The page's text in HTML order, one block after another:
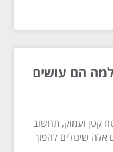
למה הם עושים
קטן ועמוק, תחשוב
אלה שיכולים להפוך